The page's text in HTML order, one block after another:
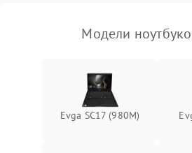
пропадание диска
оперативной памяти:
вылеты приложений,
синие экраны
Модели
Evga SC17 (980M)